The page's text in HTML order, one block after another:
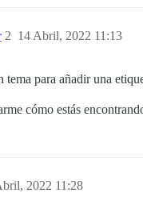
14 Abril, 2022 11:13
2
tema para añadir una
cómo estás
2022 11:28